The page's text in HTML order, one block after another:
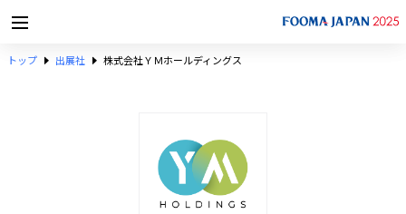
トップ 出展社 株式会社ＹＭホールディングス